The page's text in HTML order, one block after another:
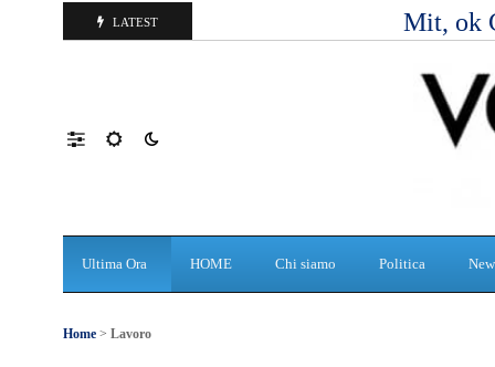
LATEST Mit, ok
Ultima Ora HOME Chi siamo Politica
Home > Lavoro